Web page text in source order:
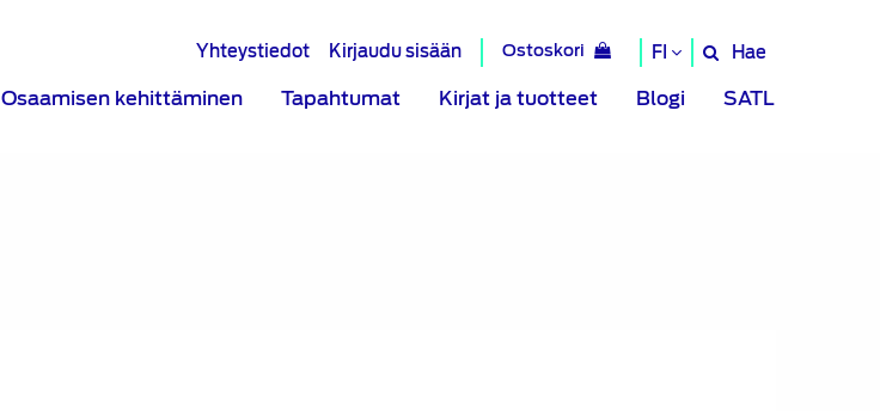
Yhteystiedot Kirjaudu sisään Ostoskori FI
Hae
Hae
Osaamisen kehittäminen Tapahtumat Kirjat ja tuotteet Blogi SATL